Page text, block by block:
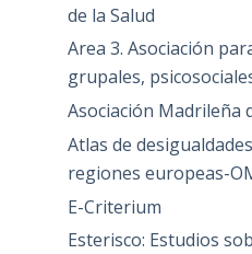
de la Salud
Area 3. Asociación
grupales,
Asociación Madrileña
Atlas de
regiones europeas-
E-Criterium
Esterisco: Estudios